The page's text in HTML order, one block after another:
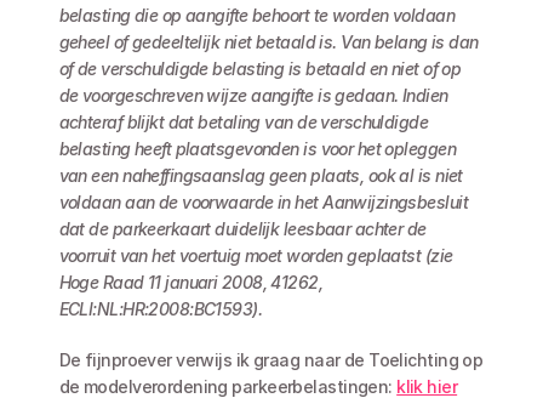
belasting die op aangifte behoort te worden voldaan
geheel of gedeeltelijk niet betaald is. Van belang is dan
of de verschuldigde belasting is betaald en niet of op
de voorgeschreven wijze aangifte is gedaan. Indien
achteraf blijkt dat betaling van de verschuldigde
belasting heeft plaatsgevonden is voor het opleggen
van een naheffingsaanslag geen plaats, ook al is niet
voldaan aan de voorwaarde in het Aanwijzingsbesluit
dat de parkeerkaart duidelijk leesbaar achter de
voorruit van het voertuig moet worden geplaatst (zie
Hoge Raad 11 januari 2008, 41262,
ECLI:NL:HR:2008:BC1593).
De fijnproever verwijs ik graag naar de Toelichting op
de modelverordening parkeerbelastingen: klik hier